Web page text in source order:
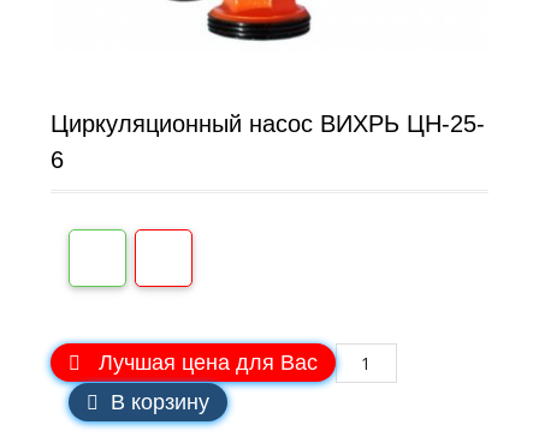
Циркуляционный насос ВИХРЬ ЦН-25-
6
Лучшая цена для Вас
В корзину